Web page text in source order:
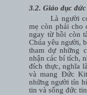
3.2. Giáo dục
Là người
mẹ còn phải cho
ngay từ hồi còn
Chúa yêu người,
tham dự những
nhận các bí tích,
đích thực, nghĩa
và mang Đức
những người tín
tin và sống đức